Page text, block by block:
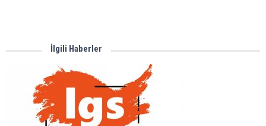
İlgili Haberler